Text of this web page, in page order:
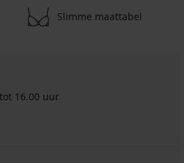
Slimme maattabel
16.00 uur